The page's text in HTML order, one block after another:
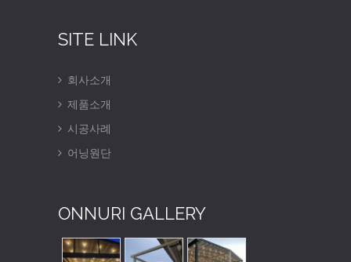
SITE LINK
회사소개
제품소개
시공사례
어닝원단
ONNURI GALLERY